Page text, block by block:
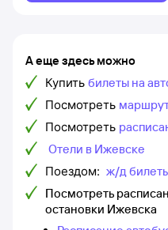
А еще здесь можно
Купить билеты на
Посмотреть
Посмотреть
Отели в Ижевске
Поездом: ж/д
Посмотреть
остановки Ижевска